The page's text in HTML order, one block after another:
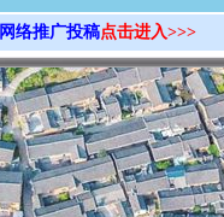
网络推广投稿点击进入>>>